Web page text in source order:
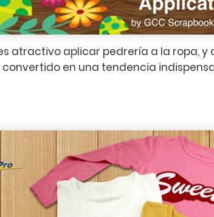
atractivo aplicar pedrería a la ropa, y
en una tendencia